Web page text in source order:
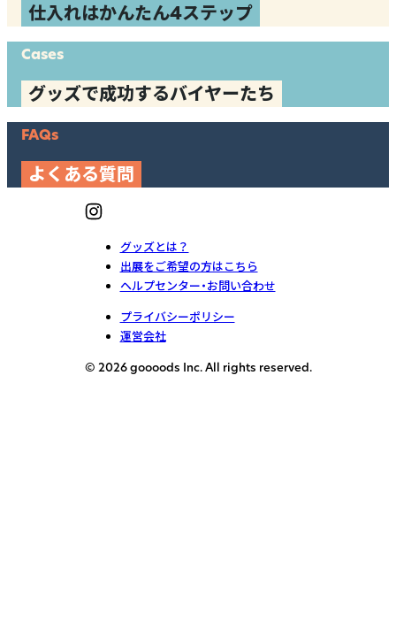
仕入れはかんたん4ステップ
Cases
グッズで成功するバイヤーたち
FAQs
よくある質問
グッズとは？
出展をご希望の方はこちら
ヘルプセンター・お問い合わせ
プライバシーポリシー
運営会社
© 2026 goooods Inc. All rights reserved.